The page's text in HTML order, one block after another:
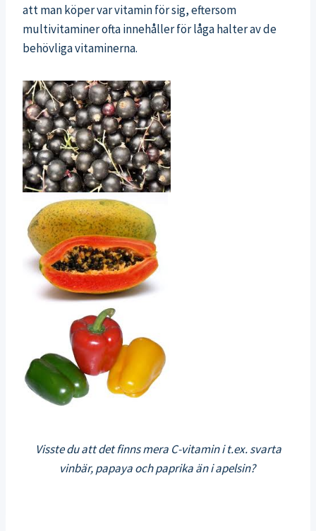
att man köper var vitamin för sig, eftersom
multivitaminer ofta innehåller för låga halter av de
behövliga vitaminerna.
Visste du att det finns mera C-vitamin i t.ex. svarta
vinbär, papaya och paprika än i apelsin?